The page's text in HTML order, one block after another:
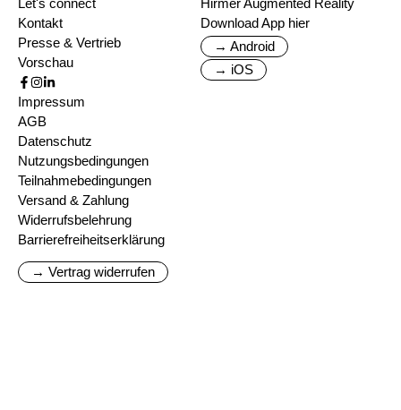
Let's connect
Kontakt
Presse & Vertrieb
Vorschau
Hirmer Augmented Reality
Download App hier
→ Android
→ iOS
Impressum
AGB
Datenschutz
Nutzungsbedingungen
Teilnahmebedingungen
Versand & Zahlung
Widerrufsbelehrung
Barrierefreiheitserklärung
→ Vertrag widerrufen